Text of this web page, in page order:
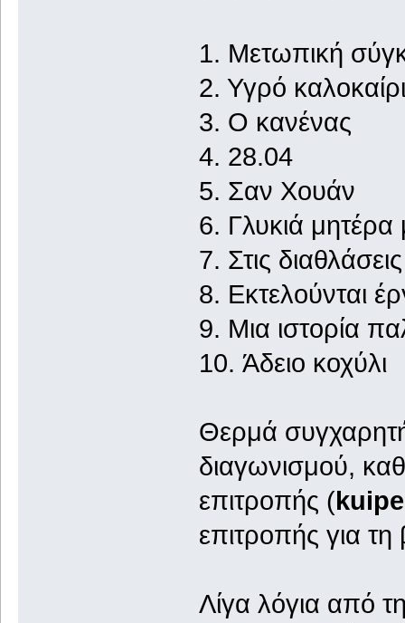
1. Μετωπική
2. Υγρό
3. Ο
4.
5. Σαν
6. Γλυκιά
7. Στις
8.
9. Μια ιστορία
10.
Θερμά
διαγωνισμού,
επιτροπής (
επιτροπής για τη
Λίγα λόγια από